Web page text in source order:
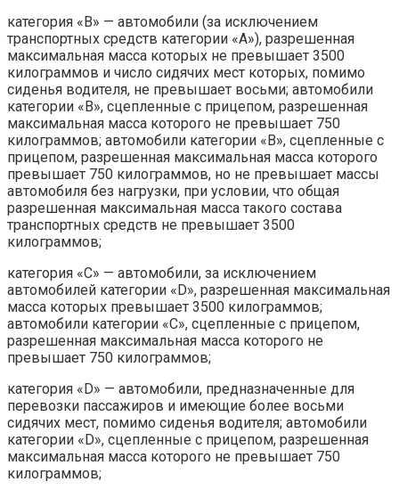
категория «B» — автомобили (за исключением
транспортных средств категории «A»), разрешенная
максимальная масса которых не превышает 3500
килограммов и число сидячих мест которых, помимо
сиденья водителя, не превышает восьми; автомобили
категории «B», сцепленные с прицепом, разрешенная
максимальная масса которого не превышает 750
килограммов; автомобили категории «B», сцепленные с
прицепом, разрешенная максимальная масса которого
превышает 750 килограммов, но не превышает массы
автомобиля без нагрузки, при условии, что общая
разрешенная максимальная масса такого состава
транспортных средств не превышает 3500
килограммов;
категория «C» — автомобили, за исключением
автомобилей категории «D», разрешенная максимальная
масса которых превышает 3500 килограммов;
автомобили категории «C», сцепленные с прицепом,
разрешенная максимальная масса которого не
превышает 750 килограммов;
категория «D» — автомобили, предназначенные для
перевозки пассажиров и имеющие более восьми
сидячих мест, помимо сиденья водителя; автомобили
категории «D», сцепленные с прицепом, разрешенная
максимальная масса которого не превышает 750
килограммов;